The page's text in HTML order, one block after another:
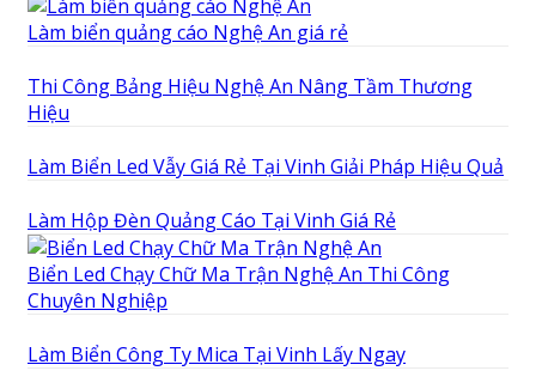
Làm biển quảng cáo Nghệ An giá rẻ
Thi Công Bảng Hiệu Nghệ An Nâng Tầm Thương
Hiệu
Làm Biển Led Vẫy Giá Rẻ Tại Vinh Giải Pháp Hiệu Quả
Làm Hộp Đèn Quảng Cáo Tại Vinh Giá Rẻ
Biển Led Chạy Chữ Ma Trận Nghệ An Thi Công
Chuyên Nghiệp
Làm Biển Công Ty Mica Tại Vinh Lấy Ngay